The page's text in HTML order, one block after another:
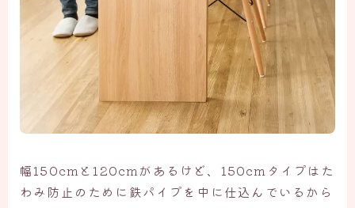
幅150cmと120cmがあるけど、150cmタイプはた
わみ防止のために鉄パイプを中に仕込んでいるから